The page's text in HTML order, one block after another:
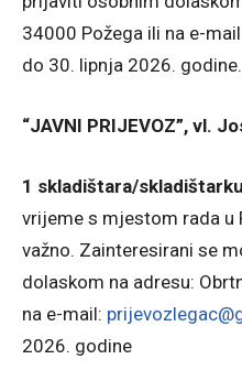
34000 Požega ili na e-
do 30. lipnja 2026. godine.
“JAVNI PRIJEVOZ”, vl.
1 skladištara/skladištarku
vrijeme s mjestom rada u
važno. Zainteresirani se
dolaskom na adresu:
na e-mail:
2026. godine